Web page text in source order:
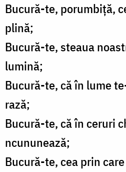
Bucură-te, porumbiță,
plină;
Bucură-te, steaua
lumină;
Bucură-te, că în lume
rază;
Bucură-te, că în ceruri
ncununează;
Bucură-te, cea prin